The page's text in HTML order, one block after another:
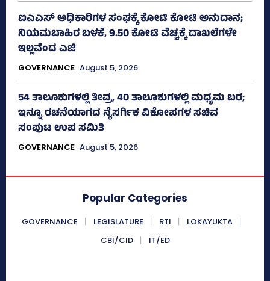
ಐಎಎಸ್‌ ಅಧಿಕಾರಿಗಳ ಸಂಘಕ್ಕೆ ಕೋಟಿ ಕೋಟಿ ಅನುದಾನ;
ನಿಯಮಬಾಹಿರ ಬಳಕೆ, 9.50 ಕೋಟಿ ವೆಚ್ಚಕ್ಕೆ ದಾಖಲೆಗಳೇ
ಇಲ್ಲವೆಂದ ಎಜಿ
GOVERNANCE August 5, 2026
54 ತಾಲೂಕುಗಳಲ್ಲಿ ತೀವ್ರ, 40 ತಾಲೂಕುಗಳಲ್ಲಿ ಮಧ್ಯಮ ಬರ;
ಇನ್ನೂ ರಚನೆಯಾಗದ ನೈಸರ್ಗಿಕ ವಿಕೋಪಗಳ ಸಚಿವ
ಸಂಪುಟ ಉಪ ಸಮಿತಿ
GOVERNANCE August 5, 2026
Popular Categories
GOVERNANCE LEGISLATURE RTI
LOKAYUKTA
CBI/CID
IT/ED